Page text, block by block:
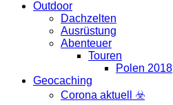
Outdoor
Dachzelten
Ausrüstung
Abenteuer
Touren
Polen 2018
Geocaching
Corona aktuell ☣️